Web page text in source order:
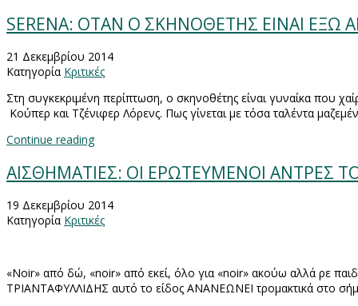
SERENA: ΟΤΑΝ Ο ΣΚΗΝΟΘΕΤΗΣ EIΝΑΙ ΕΞΩ
21 Δεκεμβρίου 2014
Κατηγορία Κριτικές
Στη συγκεκριμένη περίπτωση, ο σκηνοθέτης είναι γυναίκα που
Κούπερ και Τζένιφερ Λόρενς. Πως γίνεται με τόσα ταλέντα
Continue reading
ΑΙΣΘΗΜΑΤΙΕΣ: ΟΙ ΕΡΩΤΕΥΜΕΝΟΙ ΑΝΤΡΕΣ
19 Δεκεμβρίου 2014
Κατηγορία Κριτικές
«Noir» από δώ, «noir» από εκεί, όλο για «noir» ακούω αλλά ρε
ΤΡΙΑΝΤΑΦΥΛΛΙΔΗΣ αυτό το είδος ΑΝΑΝΕΩΝΕΙ τρομακτικά στο